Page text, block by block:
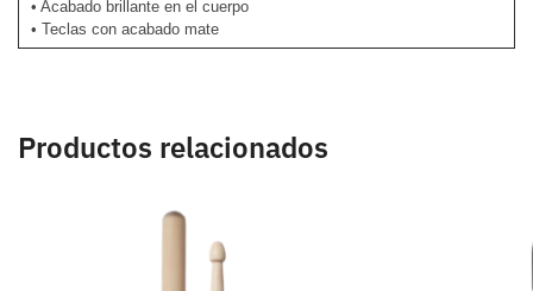
• Acabado brillante en el cuerpo
• Teclas con acabado mate
Productos relacionados